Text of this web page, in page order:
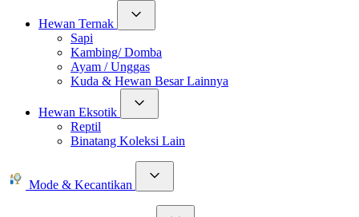
Hewan Ternak
Sapi
Kambing/ Domba
Ayam / Unggas
Kuda & Hewan Besar Lainnya
Hewan Eksotik
Reptil
Binatang Koleksi Lain
Mode & Kecantikan